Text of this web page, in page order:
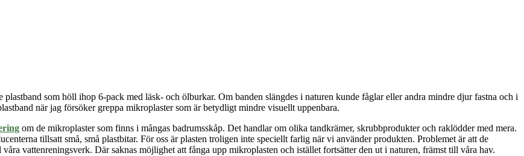
plastband som höll ihop 6-pack med läsk- och ölburkar. Om banden slängdes i naturen kunde fåglar eller andra mindre djur fastna och i
när jag försöker greppa mikroplaster som är betydligt mindre visuellt uppenbara.
om de mikroplaster som finns i mångas badrumsskåp. Det handlar om olika tandkrämer, skrubbprodukter och raklödder med mera.
tillsatt små, små plastbitar. För oss är plasten troligen inte speciellt farlig när vi använder produkten. Problemet är att de
vattenreningsverk. Där saknas möjlighet att fånga upp mikroplasten och istället fortsätter den ut i naturen, främst till våra hav.